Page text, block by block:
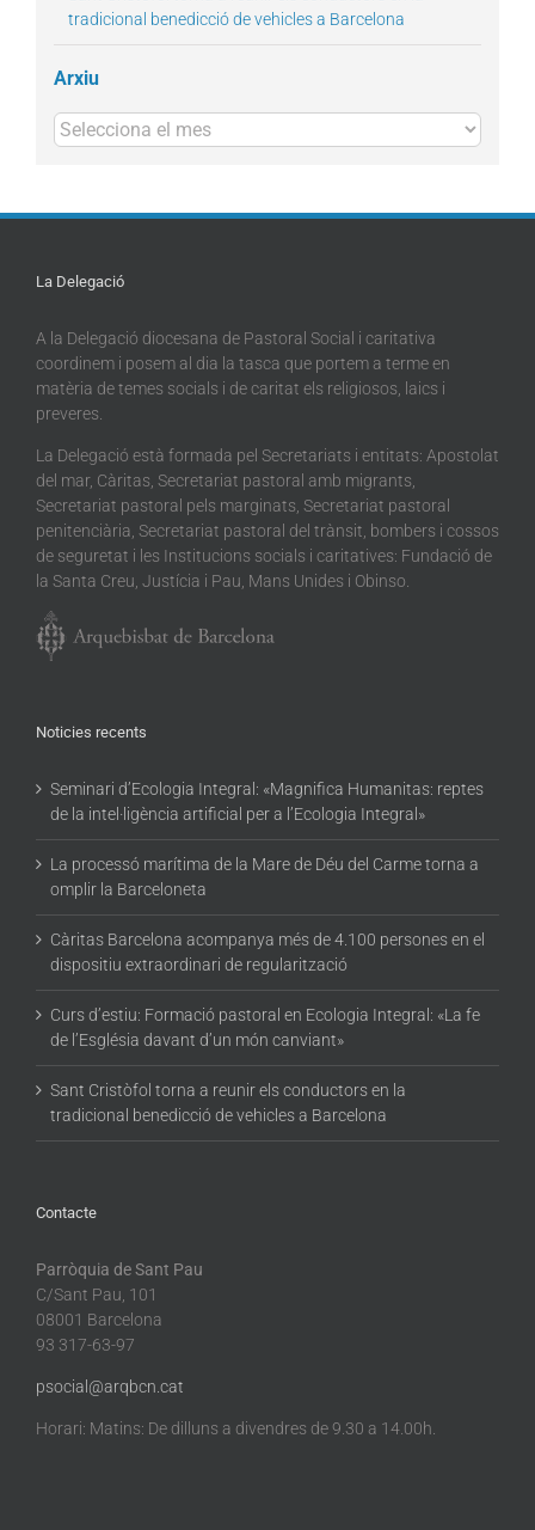
tradicional benedicció de vehicles a Barcelona
Arxiu
Arxius
La Delegació
A la Delegació diocesana de Pastoral Social i caritativa
coordinem i posem al dia la tasca que portem a terme en
matèria de temes socials i de caritat els religiosos, laics i
preveres.
La Delegació està formada pel Secretariats i entitats: Apostolat
del mar, Càritas, Secretariat pastoral amb migrants,
Secretariat pastoral pels marginats, Secretariat pastoral
penitenciària, Secretariat pastoral del trànsit, bombers i cossos
de seguretat i les Institucions socials i caritatives: Fundació de
la Santa Creu, Justícia i Pau, Mans Unides i Obinso.
Noticies recents
Seminari d’Ecologia Integral: «Magnifica Humanitas: reptes
de la intel·ligència artificial per a l’Ecologia Integral»
La processó marítima de la Mare de Déu del Carme torna a
omplir la Barceloneta
Càritas Barcelona acompanya més de 4.100 persones en el
dispositiu extraordinari de regularització
Curs d’estiu: Formació pastoral en Ecologia Integral: «La fe
de l’Església davant d’un món canviant»
Sant Cristòfol torna a reunir els conductors en la
tradicional benedicció de vehicles a Barcelona
Contacte
Parròquia de Sant Pau
C/Sant Pau, 101
08001 Barcelona
93 317-63-97
psocial@arqbcn.cat
Horari: Matins: De dilluns a divendres de 9.30 a 14.00h.